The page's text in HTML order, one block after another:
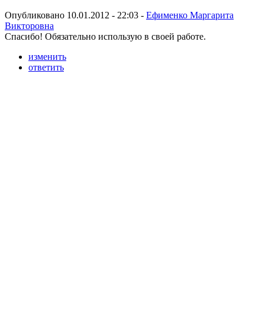
Опубликовано 10.01.2012 - 22:03 - Ефименко Маргарита
Викторовна
Спасибо! Обязательно использую в своей работе.
изменить
ответить